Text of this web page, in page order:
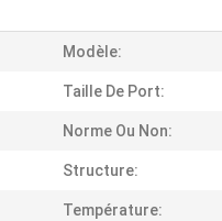
Modèle:
Taille De Port:
Norme Ou Non:
Structure:
Température: